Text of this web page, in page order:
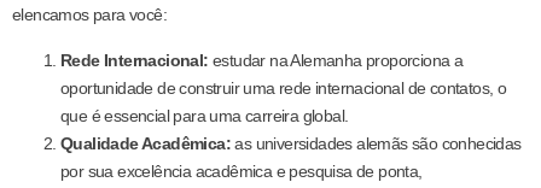
elencamos para você:
Rede Internacional: estudar na Alemanha proporciona a
oportunidade de construir uma rede internacional de contatos, o
que é essencial para uma carreira global.
Qualidade Acadêmica:as universidades alemãs são conhecidas
por sua excelência acadêmica e pesquisa de ponta,